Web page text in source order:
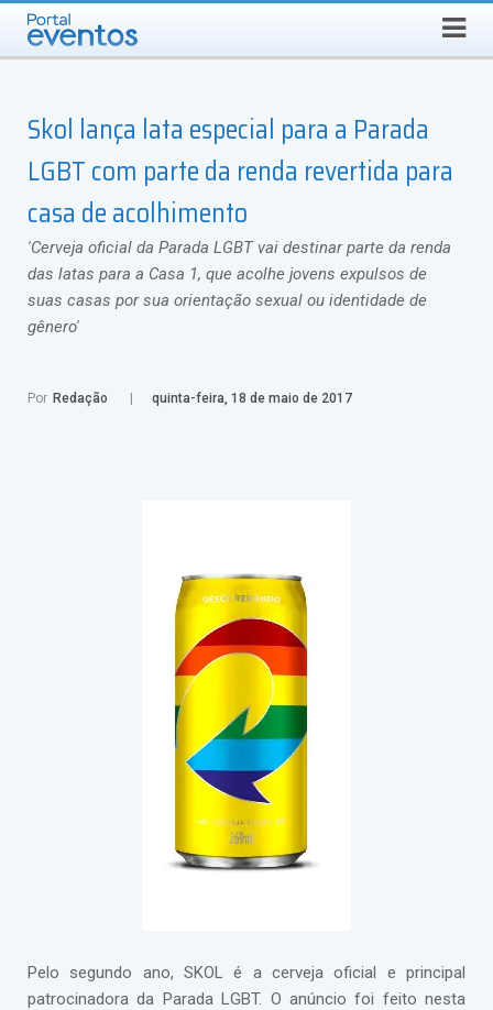
SEXTA-FEIRA, 7 DE AGOSTO DE 2026 Busca
Skol lança lata especial para a Parada
LGBT com parte da renda revertida para
casa de acolhimento
'Cerveja oficial da Parada LGBT vai destinar parte da renda
das latas para a Casa 1, que acolhe jovens expulsos de
suas casas por sua orientação sexual ou identidade de
gênero'
Por Redação quinta-feira, 18 de maio de 2017
Pelo segundo ano, SKOL é a cerveja oficial e principal
patrocinadora da Parada LGBT. O anúncio foi feito nesta